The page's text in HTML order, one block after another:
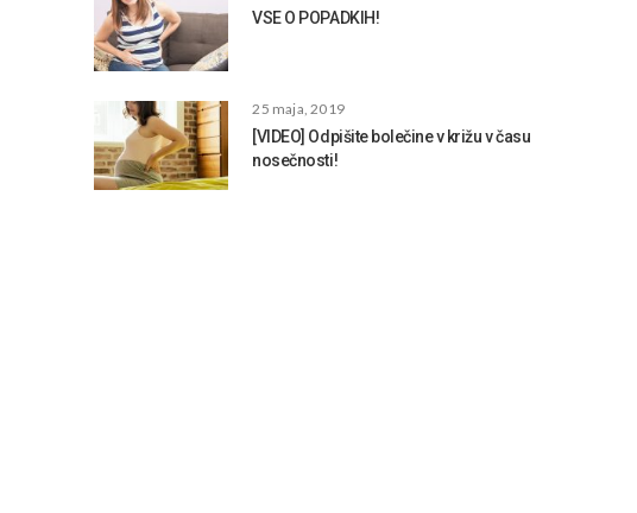
VSE O POPADKIH!
25 maja, 2019
[VIDEO] Odpišite bolečine v križu v času
nosečnosti!